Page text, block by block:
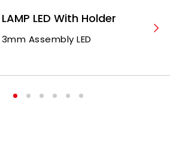
LAMP LED With Holder
3mm Assembly LED